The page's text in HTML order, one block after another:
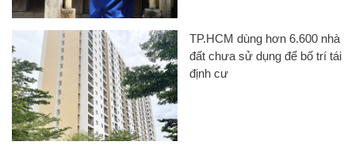
TP.HCM dùng hơn 6.600 nhà
đất chưa sử dụng để bố trí tái
định cư